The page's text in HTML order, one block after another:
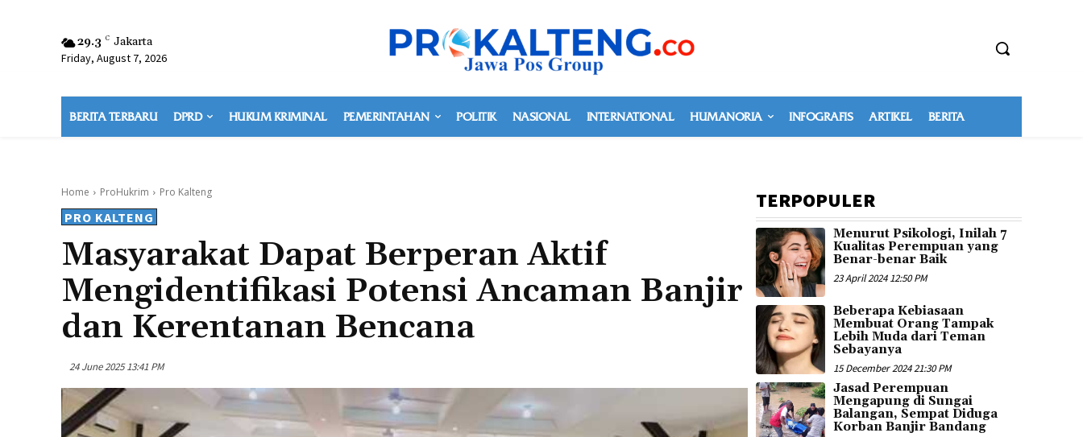
29.3 C Jakarta
Friday, August 7, 2026
BERITA TERBARU DPRD HUKUM KRIMINAL PEMERINTAHAN POLITIK NASIONAL INTERNATIONAL HUMANORIA INFOGRAFIS ARTIKEL BERITA
Home ProHukrim Pro Kalteng
PRO KALTENG
Masyarakat Dapat Berperan Aktif
Mengidentifikasi Potensi Ancaman Banjir
dan Kerentanan Bencana
24 June 2025 13:41 PM
TERPOPULER
Menurut Psikologi, Inilah 7
Kualitas Perempuan yang
Benar-benar Baik
23 April 2024 12:50 PM
Beberapa Kebiasaan
Membuat Orang Tampak
Lebih Muda dari Teman
Sebayanya
15 December 2024 21:30 PM
Jasad Perempuan
Mengapung di Sungai
Balangan, Sempat Diduga
Korban Banjir Bandang